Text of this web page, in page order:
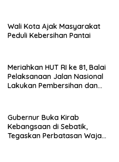
Wali Kota Ajak Masyarakat
Peduli Kebersihan Pantai
Meriahkan HUT RI ke 81, Balai
Pelaksanaan Jalan Nasional
Lakukan Pembersihan dan
Gubernur Buka Kirab
Kebangsaan di Sebatik,
Tegaskan Perbatasan Wajah